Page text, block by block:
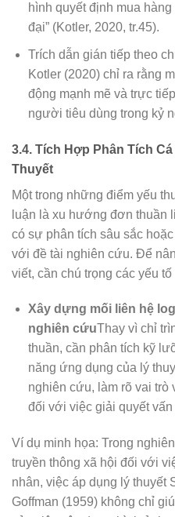
hình quyết định mua
đại” (Kotler, 2020, tr.45).
Trích dẫn gián tiếp theo
Kotler (2020) chỉ ra rằng
động mạnh mẽ và trực
người tiêu dùng trong kỷ
3.4. Tích Hợp Phân Tích
Thuyết
Một trong những điểm yếu
luận là xu hướng đơn thuần
có sự phân tích sâu sắc
với đề tài nghiên cứu. Để
viết, cần chú trọng các yếu tố
Xây dựng mối liên hệ
nghiên cứuThay vì chỉ
thuần, cần phân tích kỹ
năng ứng dụng của lý
nghiên cứu, làm rõ vai trò
đối với việc giải quyết
Ví dụ minh họa: Trong
truyền thông xã hội đối với
nhân, việc áp dụng lý thuyết
Goffman (1959) không chỉ